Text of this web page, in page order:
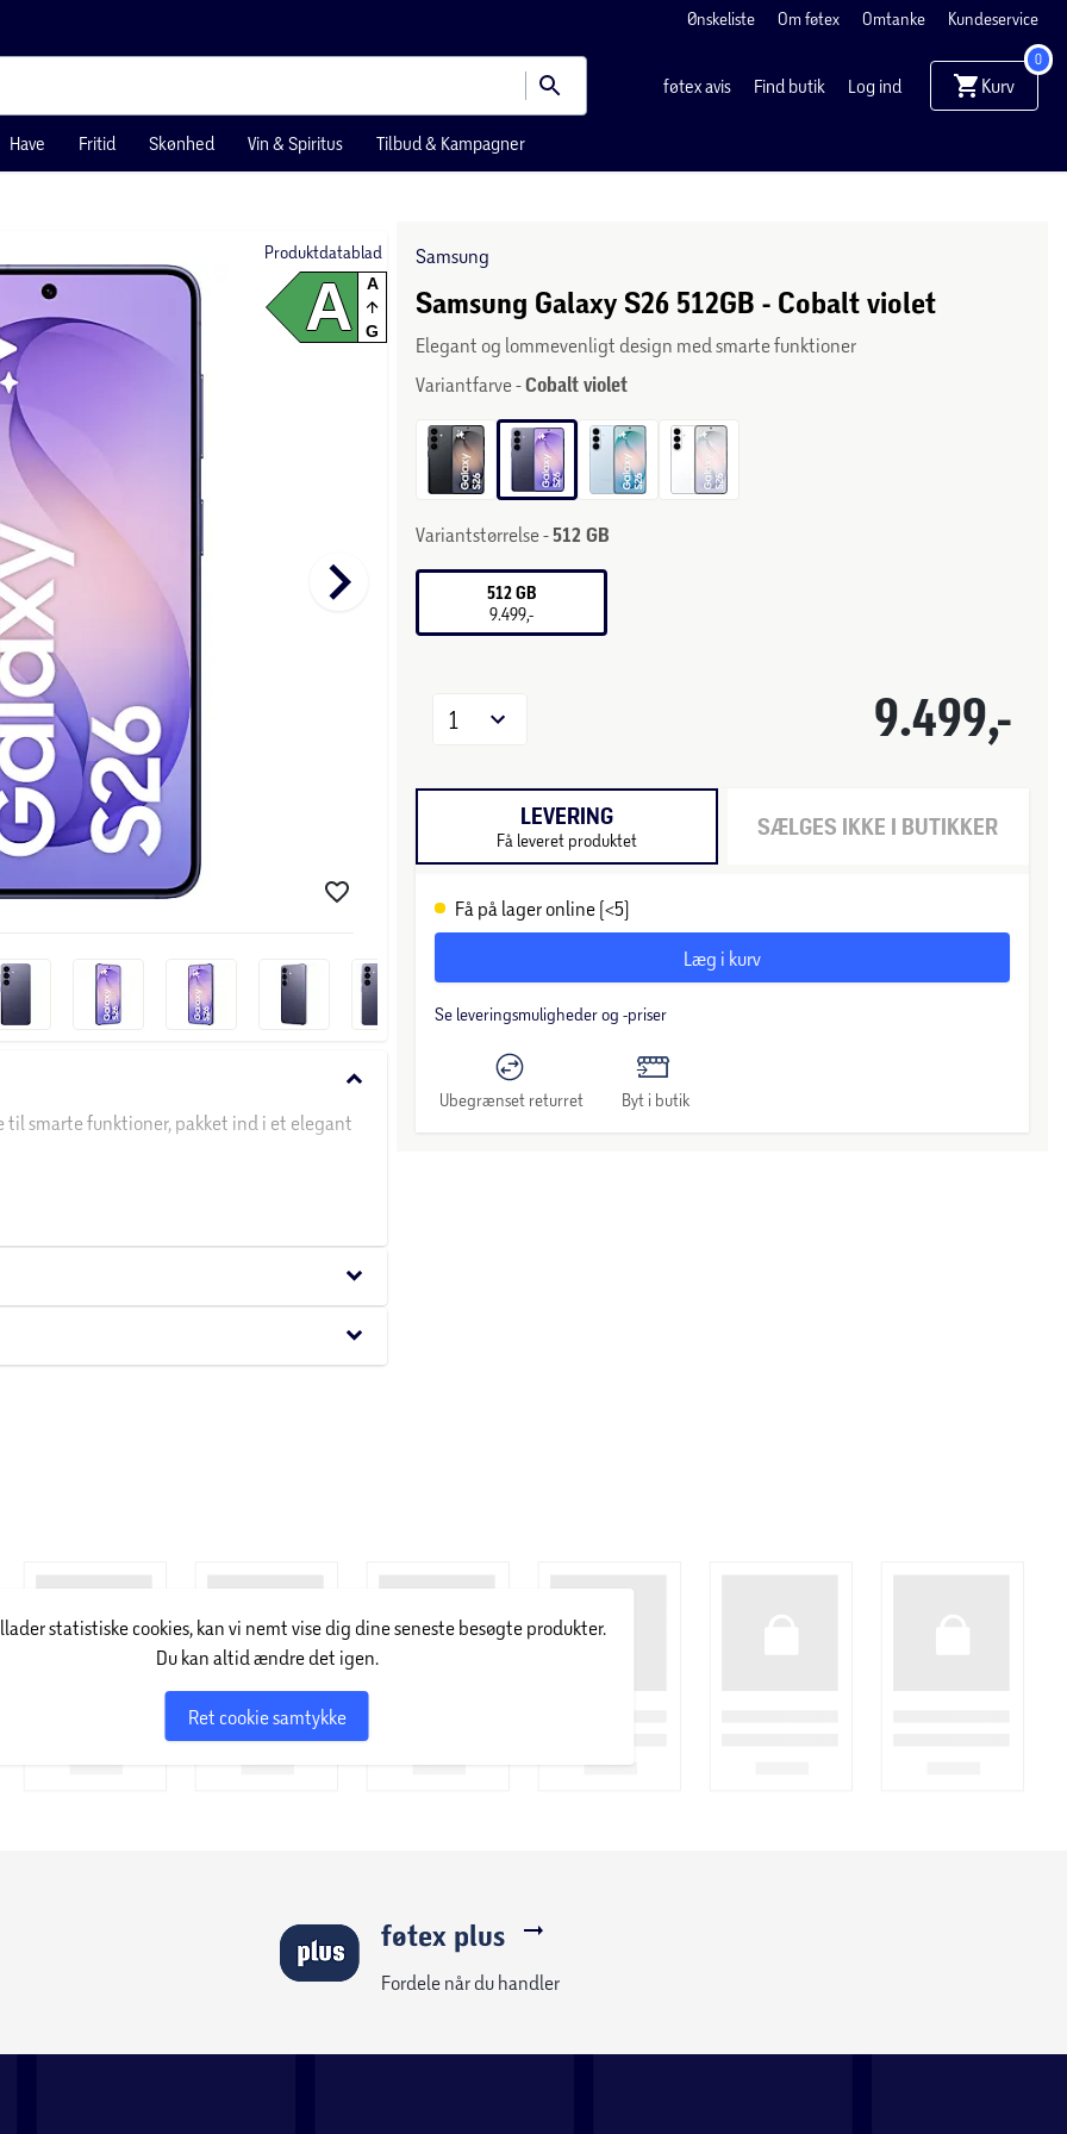
Ønskeliste Om føtex Omtanke Kundeservice
føtex avis Find butik Log ind Kurv
0
Have Fritid Skønhed Vin & Spiritus Tilbud & Kampagner
Produktdatablad
A A
G
keyboard_arrow_right
keyboard_arrow_down
til smarte funktioner, pakket ind i et elegant
dag.
arrangement - helt automatisk og uden at
fra din kalender, finder den rigtige
keyboard_arrow_down
keyboard_arrow_down
Samsung
Samsung Galaxy S26 512GB - Cobalt violet
Elegant og lommevenligt design med smarte funktioner
Variantfarve -Cobalt violet
Variantstørrelse - 512 GB
512 GB
9.499,-
9.499,-
1
LEVERING
Få leveret produktet SÆLGES IKKE I BUTIKKER
Få på lager online (<5)
Læg i kurv
Se leveringsmuligheder og -priser
Ubegrænset returret Byt i butik
statistiske cookies, kan vi nemt vise dig dine seneste besøgte produkter.
Du kan altid ændre det igen.
Ret cookie samtykke
føtex plus
Fordele når du handler